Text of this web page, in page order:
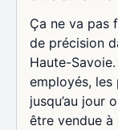
Ça ne va pas
de précision
Haute-
employés,
jusqu’au jour
être vendue à